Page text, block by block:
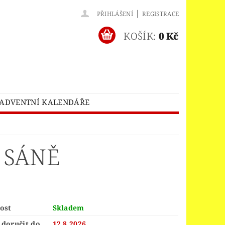
PŘIHLÁŠENÍ | REGISTRACE
KOŠÍK: 0 Kč
KALENDÁŘE
CLASSIC
Skladem